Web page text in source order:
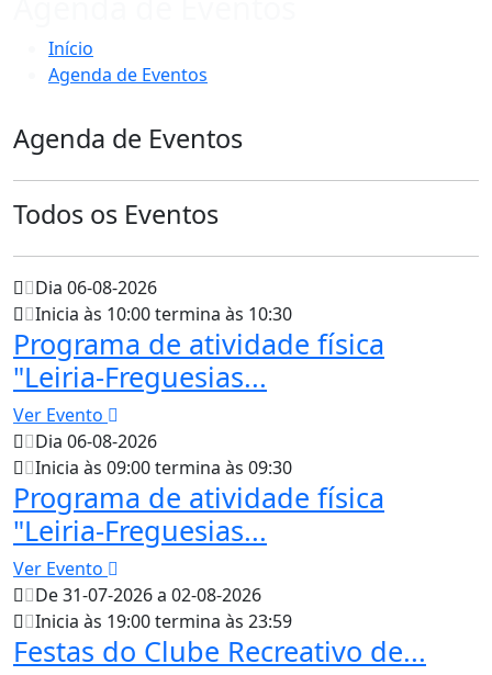
Início
Agenda de Eventos
Agenda de Eventos
Todos os Eventos
Dia 06-08-2026
Inicia às 10:00 termina às 10:30
Programa de atividade física
"Leiria-Freguesias...
Ver Evento
Dia 06-08-2026
Inicia às 09:00 termina às 09:30
Programa de atividade física
"Leiria-Freguesias...
Ver Evento
De 31-07-2026 a 02-08-2026
Inicia às 19:00 termina às 23:59
Festas do Clube Recreativo de...